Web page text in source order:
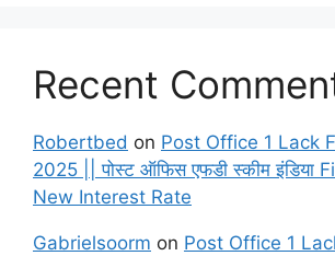
Recent
Robertbed on Post Office 1 Lack
2025 || पोस्ट ऑफिस एफडी स्कीम इंडिया
New Interest Rate
Gabrielsoorm on Post Office 1